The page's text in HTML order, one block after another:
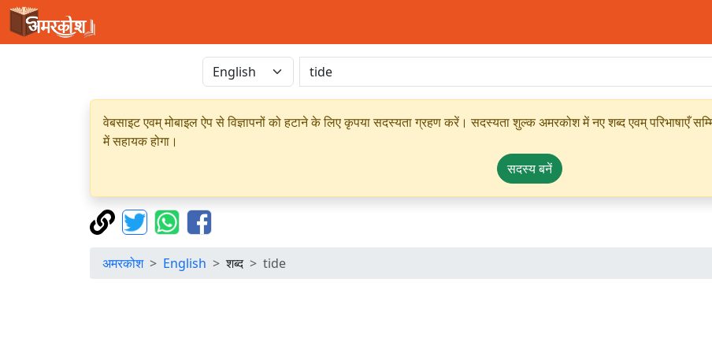
वेबसाइट एवम् मोबाइल ऐप से विज्ञापनों को हटाने के लिए कृपया सदस्यता ग्रहण करें। सदस्यता शुल्क अमरकोश में नए शब्द एवम् परिभाषाएँ
में सहायक होगा।
सदस्य बनें
अमरकोश English शब्द tide